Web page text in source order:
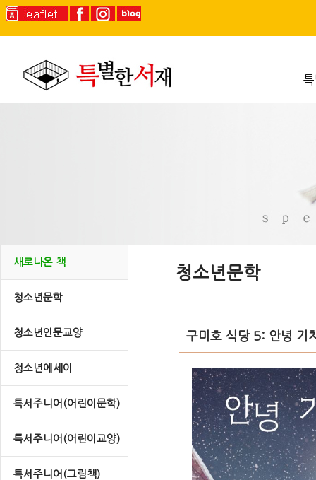
새로나온 책
청소년문학
청소년인문교양
청소년에세이
특서주니어(어린이문학)
특서주니어(어린이교양)
특서주니어(그림책)
청소년문학
구미호 식당 5: 안녕 기